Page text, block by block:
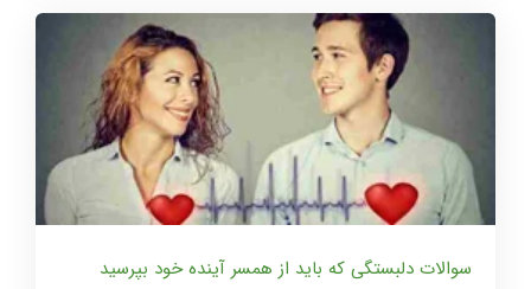
سوالات دلبستگی که باید از همسر آینده خود بپرسید